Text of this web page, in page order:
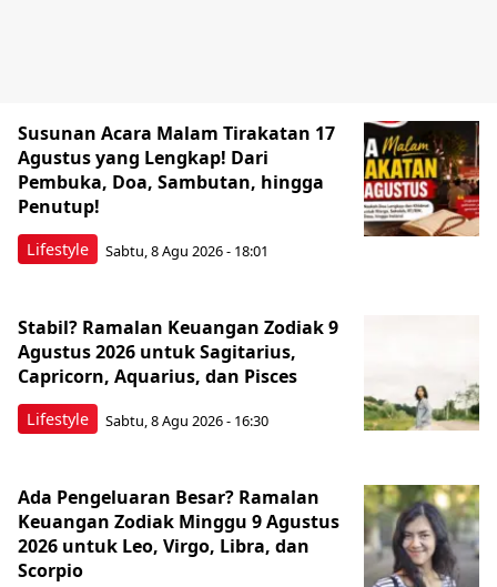
Lifestyle
Susunan Acara Malam Tirakatan 17
Agustus yang Lengkap! Dari
Pembuka, Doa, Sambutan, hingga
Penutup!
Sabtu, 8 Agu 2026 - 18:01
Lifestyle
Stabil? Ramalan Keuangan Zodiak 9
Agustus 2026 untuk Sagitarius,
Capricorn, Aquarius, dan Pisces
Sabtu, 8 Agu 2026 - 16:30
Ada Pengeluaran Besar? Ramalan
Keuangan Zodiak Minggu 9 Agustus
2026 untuk Leo, Virgo, Libra, dan
Scorpio